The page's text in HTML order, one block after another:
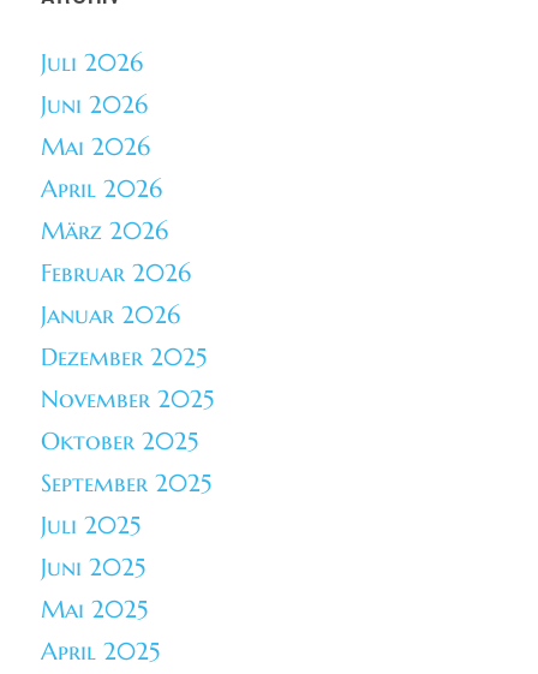
Juli 2026
Juni 2026
Mai 2026
April 2026
März 2026
Februar 2026
Januar 2026
Dezember 2025
November 2025
Oktober 2025
September 2025
Juli 2025
Juni 2025
Mai 2025
April 2025